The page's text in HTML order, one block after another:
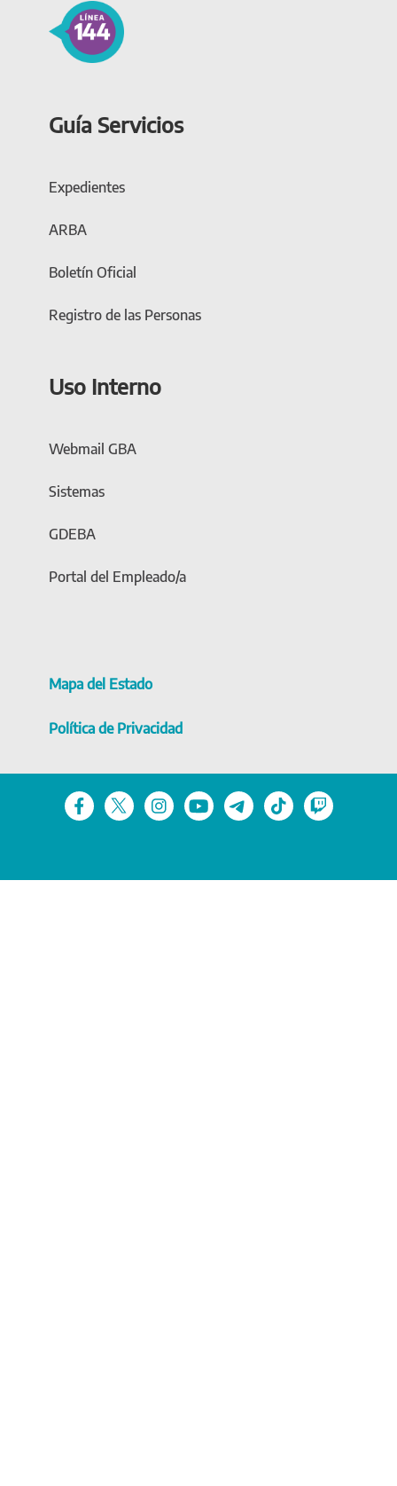
Guía Servicios
Expedientes
ARBA
Boletín Oficial
Registro de las Personas
Uso Interno
Webmail GBA
Sistemas
GDEBA
Portal del Empleado/a
Mapa del Estado
Política de Privacidad